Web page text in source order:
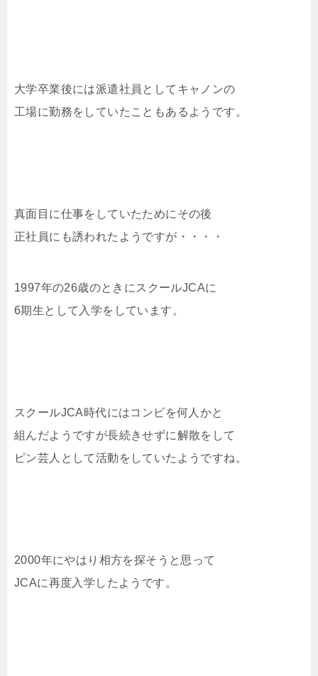
大学卒業後には派遣社員としてキャノンの
工場に勤務をしていたこともあるようです。
真面目に仕事をしていたためにその後
正社員にも誘われたようですが・・・・
1997年の26歳のときにスクールJCAに
6期生として入学をしています。
スクールJCA時代にはコンビを何人かと
組んだようですが長続きせずに解散をして
ピン芸人として活動をしていたようですね。
2000年にやはり相方を探そうと思って
JCAに再度入学したようです。